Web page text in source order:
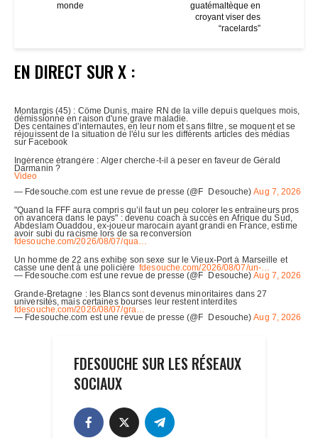
monde
guatémaltèque en
croyant viser des
“racelards”
EN DIRECT SUR X :
FDESOUCHE SUR LES RÉSEAUX
SOCIAUX